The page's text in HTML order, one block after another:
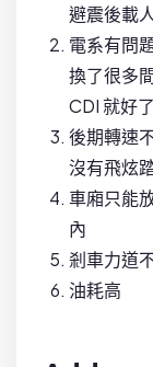
避震後載
電系有問
換了很多
CDI 就好了
後期轉速
沒有飛炫
車廂只能
內
剎車力道
油耗高